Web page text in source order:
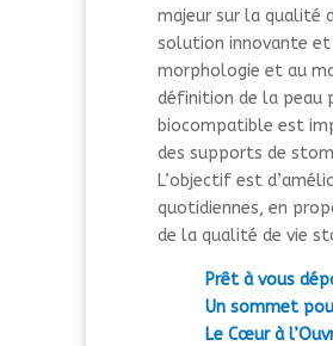
majeur sur la qualité
solution innovante et
morphologie et au
définition de la peau
biocompatible est
des supports de
L’objectif est
quotidiennes, en
de la qualité de vie
Prêt à vous
Un sommet
Le Cœur à